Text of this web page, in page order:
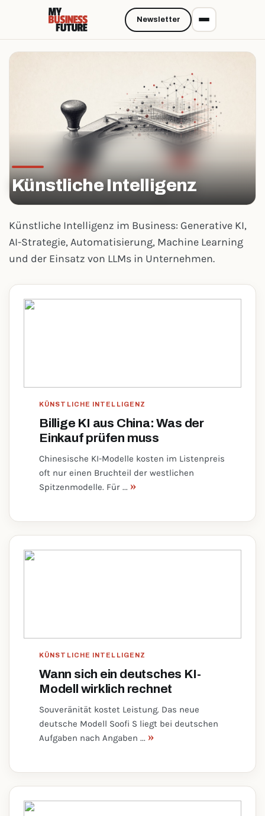
Künstliche Intelligenz
Künstliche Intelligenz im Business: Generative KI,
AI-Strategie, Automatisierung, Machine Learning
und der Einsatz von LLMs in Unternehmen.
KÜNSTLICHE INTELLIGENZ
Billige KI aus China: Was der
Einkauf prüfen muss
Chinesische KI-Modelle kosten im Listenpreis
oft nur einen Bruchteil der westlichen
Spitzenmodelle. Für ... »
KÜNSTLICHE INTELLIGENZ
Wann sich ein deutsches KI-
Modell wirklich rechnet
Souveränität kostet Leistung. Das neue
deutsche Modell Soofi S liegt bei deutschen
Aufgaben nach Angaben ... »
Newsletter